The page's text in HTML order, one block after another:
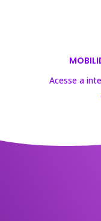
Acesse a